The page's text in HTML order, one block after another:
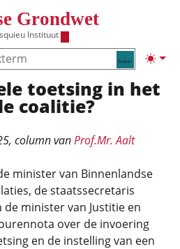
Grondwet
Instituut
Zoeken
toetsing in het
coalitie?
, column vanProf.Mr. Aalt
minister van Binnenlandse
de staatssecretaris
minister van Justitie en
over de invoering
en de instelling van een